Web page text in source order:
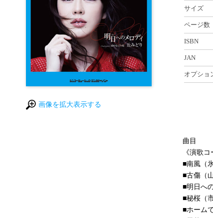
画像を拡大表示する
サイズ
ページ数
ISBN
JAN
オプショ
曲目
《演歌コ
■南風（
■古傷（
■明日へ
■秘桜（
■ホーム